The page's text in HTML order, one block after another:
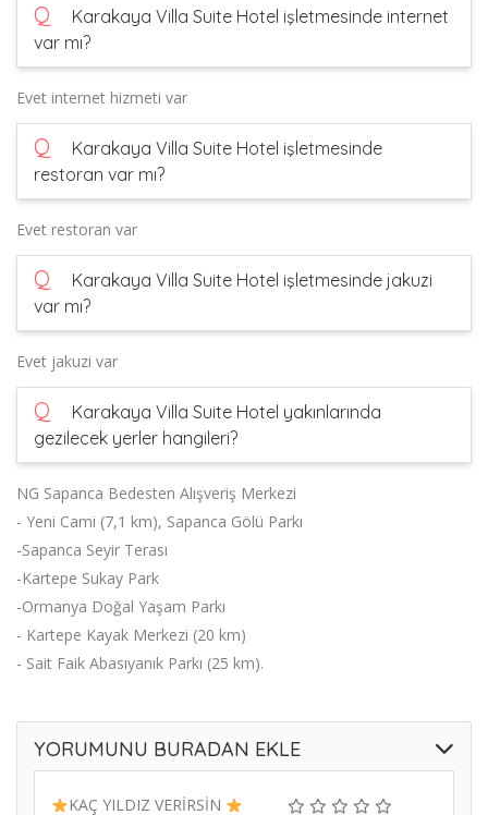
Q
Karakaya Villa Suite Hotel işletmesinde internet
var mı?
Evet internet hizmeti var
Q
Karakaya Villa Suite Hotel işletmesinde
restoran var mı?
Evet restoran var
Q
Karakaya Villa Suite Hotel işletmesinde jakuzi
var mı?
Evet jakuzi var
Q
Karakaya Villa Suite Hotel yakınlarında
gezilecek yerler hangileri?
NG Sapanca Bedesten Alışveriş Merkezi
- Yeni Cami (7,1 km), Sapanca Gölü Parkı
-Sapanca Seyir Terası
-Kartepe Sukay Park
-Ormanya Doğal Yaşam Parkı
- Kartepe Kayak Merkezi (20 km)
- Sait Faik Abasıyanık Parkı (25 km).
YORUMUNU BURADAN EKLE
KAÇ YILDIZ VERİRSİN